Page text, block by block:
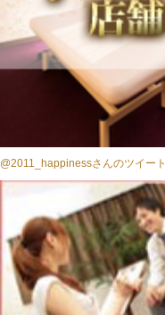
@2011_happinessさんのツイート